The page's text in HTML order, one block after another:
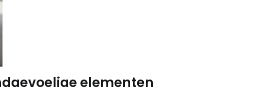
elementen